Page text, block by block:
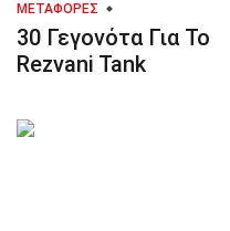
ΜΕΤΑΦΟΡΈΣ
30 Γεγονότα Για Το
Rezvani Tank